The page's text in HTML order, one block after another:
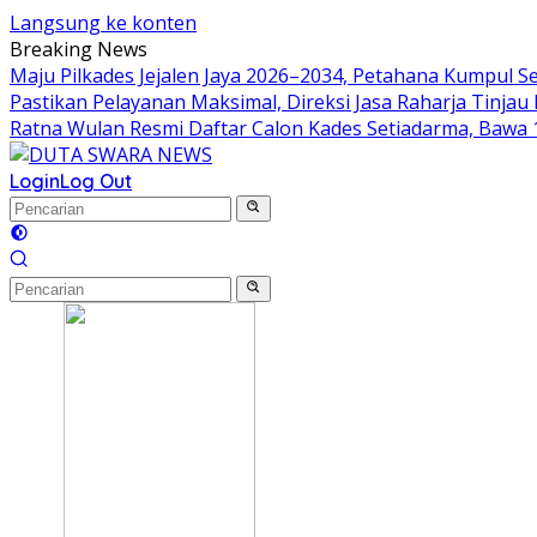
Langsung ke konten
Breaking News
Maju Pilkades Jejalen Jaya 2026–2034, Petahana Kumpul
Pastikan Pelayanan Maksimal, Direksi Jasa Raharja
Ratna Wulan Resmi Daftar Calon Kades Setiadarma,
LoginLog Out